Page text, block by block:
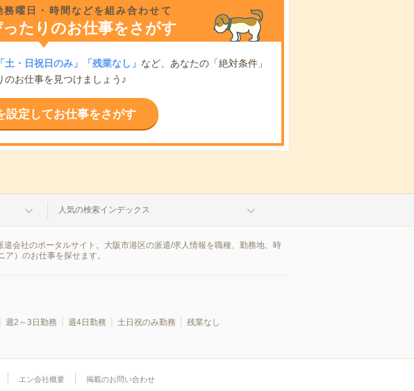
曜日・時間などを組み合わせて
たりのお仕事をさがす
「土・日祝日のみ」「残業なし」 など、あなたの「絶対条件」
お仕事を見つけましょう♪
設定してお仕事をさがす
人気の検索インデックス
会社のポータルサイト。大阪市港区の派遣/求人情報を職種、勤務地、時
）のお仕事を探せます。
週2～3日勤務 週4日勤務 土日祝のみ勤務
残業なし
エン会社概要 掲載のお問い合わせ